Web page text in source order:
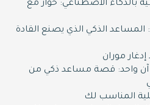
بالذكاء الاصطناعي: حوار مع
المساعد الذكي الذي يصنع القادة
موران
آن واحد: قصة مساعد ذكي من
المناسب لك